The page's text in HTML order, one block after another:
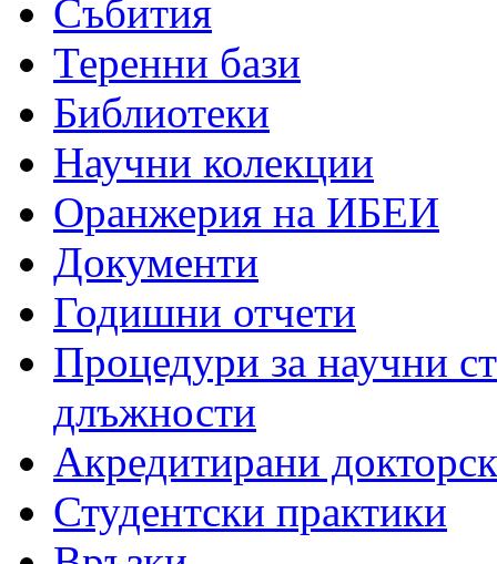
Събития
Теренни бази
Библиотеки
Научни колекции
Оранжерия на ИБЕИ
Документи
Годишни отчети
Процедури за научни
длъжности
Акредитирани
Студентски практики